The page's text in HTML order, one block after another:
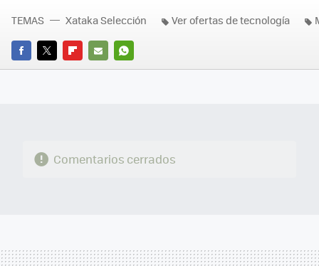
FACEBOOK
TWITTERFLIPBOARD
E-
WHATSAPP
TEMAS Xataka Selección Ver ofertas de tecnología
Comentarios cerrados